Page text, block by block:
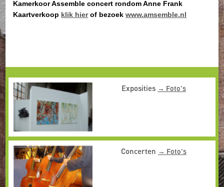
Kamerkoor Assemble concert rondom Anne Frank
Kaartverkoop klik hierof bezoekwww.amsemble.nl
Exposities Foto's
Concerten Foto's